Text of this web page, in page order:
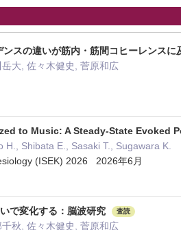
スの違いが筋内・筋間コヒーレンス
大, 佐々木健史, 菅原和広
to Music: A Steady-State Evoked
Shibata E., Sasaki T., Sugawara K.
(ISEK) 2026 2026年6月
で変化する：脳波研究 査読
秋, 佐々木健史, 菅原和広